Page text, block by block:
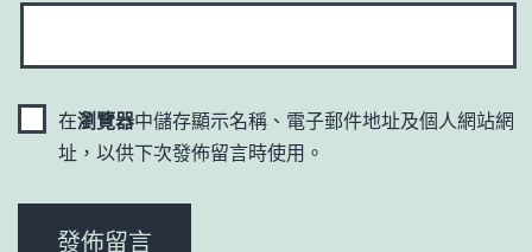
在瀏覽器中儲存顯示名稱、電子郵件地址及個人網站網
址，以供下次發佈留言時使用。